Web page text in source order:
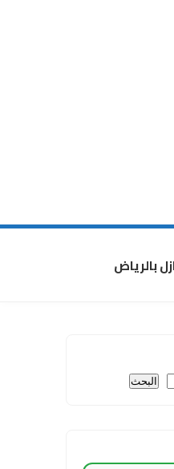
بالرياض
البحث